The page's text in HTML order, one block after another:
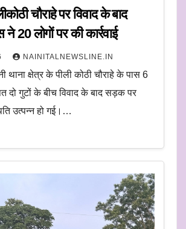
चौराहे पर विवाद के बाद
20 लोगों पर की कार्रवाई
NAINITALNEWSLINE.IN
थाना क्षेत्र के पीली कोठी चौराहे के पास 6
दो गुटों के बीच विवाद के बाद सड़क पर
उत्पन्न हो गई।…